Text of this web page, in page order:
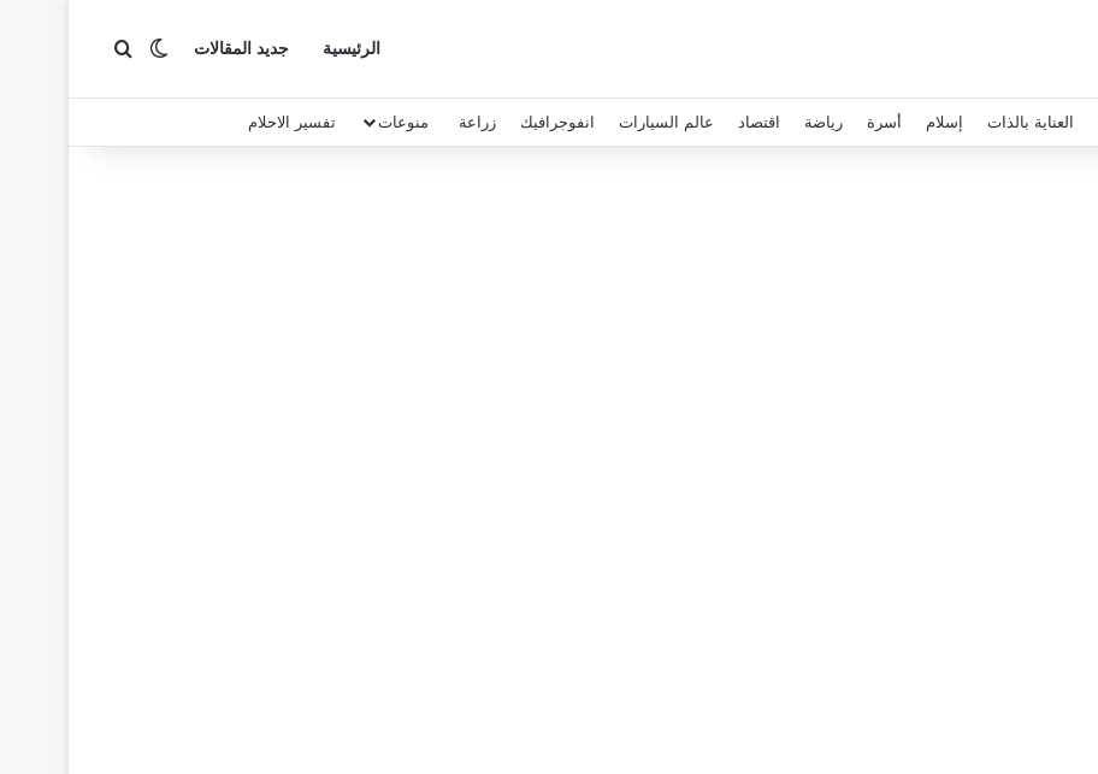
الرئيسية جديد المقالات الوضع المظلم
بحث عن
العناية بالذات إسلام أسرة رياضة اقتصاد عالم السيارات انفوجرافيك زراعة منوعات تفسير الاحلام